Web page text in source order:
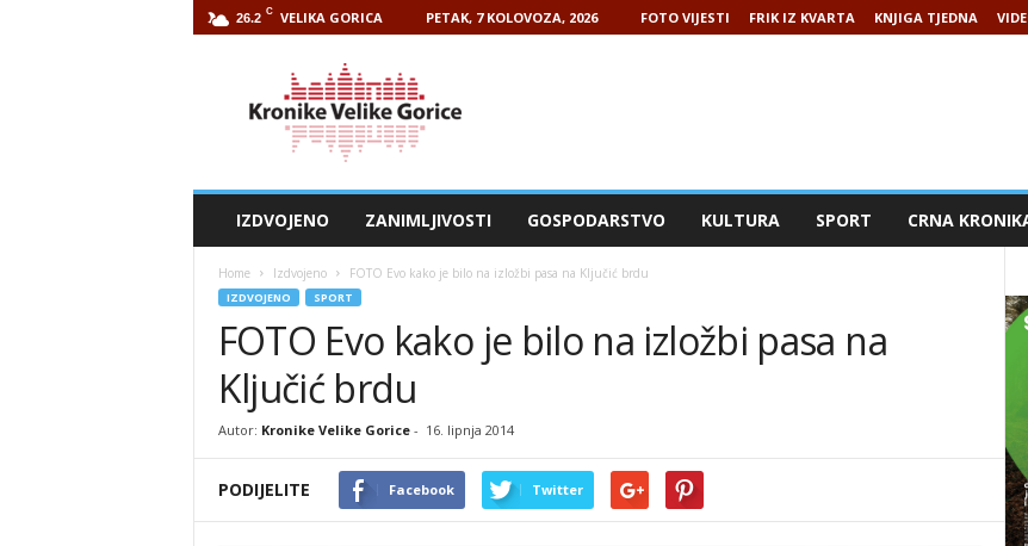
26.2 C VELIKA GORICA PETAK, 7 KOLOVOZA, 2026 FOTO VIJESTI FRIK IZ KVARTA KNJIGA TJEDNA
IZDVOJENO ZANIMLJIVOSTI GOSPODARSTVO KULTURA SPORT CRNA
Home Izdvojeno FOTO Evo kako je bilo na izložbi pasa na Ključić brdu
IZDVOJENO SPORT
FOTO Evo kako je bilo na izložbi pasa na
Ključić brdu
Autor: Kronike Velike Gorice- 16. lipnja 2014
PODIJELITE Facebook Twitter